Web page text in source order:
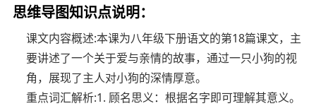
思维导图知识点说明：
课文内容概述:本课为八年级下册语文的第18篇课文，主
要讲述了一个关于爱与亲情的故事，通过一只小狗的视
角，展现了主人对小狗的深情厚意。
重点词汇解析:1. 顾名思义：根据名字即可理解其意义。